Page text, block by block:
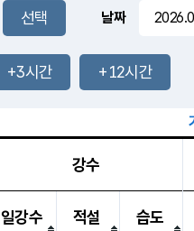
-mm
-mm
36.8℃
1.3m/s
-mm
날짜
+3시간 +12시간
강수
일강수
적설
습도